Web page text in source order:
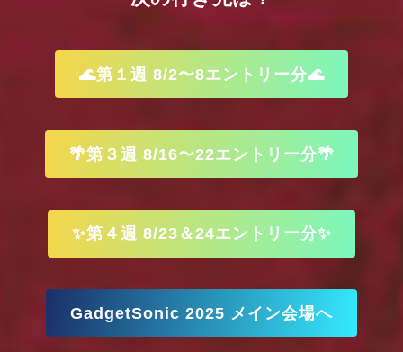
🌊第１週 8/2〜8エントリー分🌊
🌴第３週 8/16〜22エントリー分🌴
✨第４週 8/23＆24エントリー分✨
GadgetSonic 2025 メイン会場へ